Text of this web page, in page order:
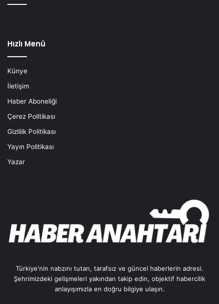
Hızlı Menü
Künye
İletişim
Haber Aboneliği
Çerez Politikası
Gizlilik Politikası
Yayın Politikası
Yazar
Türkiye'nin nabzını tutan, tarafsız ve güncel haberlerin adresi.
Şehrimizdeki gelişmeleri yakından takip edin, objektif habercilik
anlayışımızla en doğru bilgiye ulaşın.